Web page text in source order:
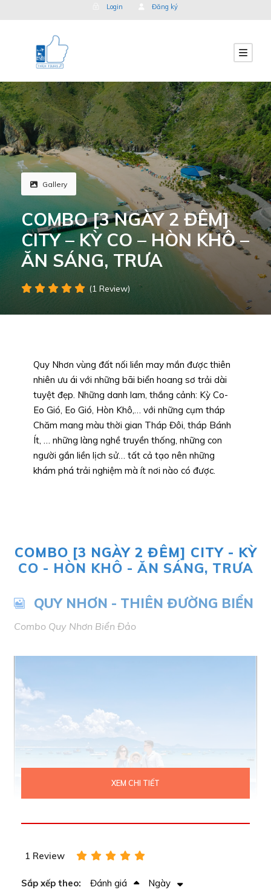
Login Đăng ký
Gallery
COMBO [3 NGÀY 2 ĐÊM]
CITY – KỲ CO – HÒN KHÔ –
ĂN SÁNG, TRƯA
(1 Review)
Quy Nhơn vùng đất nối liền may mắn được thiên
nhiên ưu ái với những bãi biển hoang sơ trải dài
tuyệt đẹp. Những danh lam, thắng cảnh: Kỳ Co-
Eo Gió, Eo Gió, Hòn Khô,… với những cụm tháp
Chăm mang màu thời gian Tháp Đôi, tháp Bánh
Ít, … những làng nghề truyền thống, những con
người gắn liền lịch sử… tất cả tạo nên những
khám phá trải nghiệm mà ít nơi nào có được.
COMBO [3 NGÀY 2 ĐÊM] CITY - KỲ
CO - HÒN KHÔ - ĂN SÁNG, TRƯA
QUY NHƠN - THIÊN ĐƯỜNG BIỂN
Combo Quy Nhơn Biển Đảo
XEM CHI TIẾT
1 Review
Sắp xếp theo: Đánh giá Ngày